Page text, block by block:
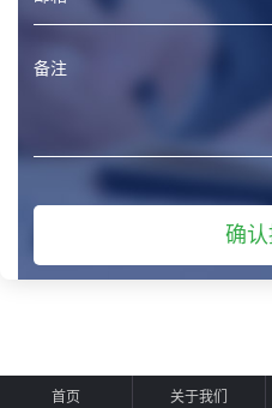
首页 关于我们